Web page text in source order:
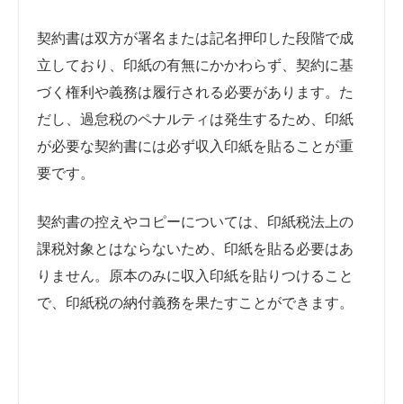
契約書は双方が署名または記名押印した段階で成
立しており、印紙の有無にかかわらず、契約に基
づく権利や義務は履行される必要があります。た
だし、過怠税のペナルティは発生するため、印紙
が必要な契約書には必ず収入印紙を貼ることが重
要です。
契約書の控えやコピーについては、印紙税法上の
課税対象とはならないため、印紙を貼る必要はあ
りません。原本のみに収入印紙を貼りつけること
で、印紙税の納付義務を果たすことができます。